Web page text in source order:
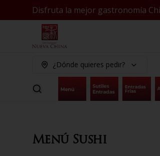
Disfruta la mejor gastronomía
¿Dónde quieres pedir?
Menú Sushi